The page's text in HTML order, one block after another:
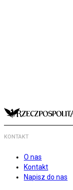
KONTAKT
O nas
Kontakt
Napisz do nas